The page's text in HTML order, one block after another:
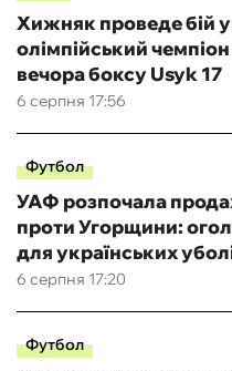
6 серпня 17:56
Хижняк проведе бій у
олімпійський
вечора боксу Usyk 17
Футбол
6 серпня 17:20
УАФ розпочала
проти Угорщини:
для українських
Футбол